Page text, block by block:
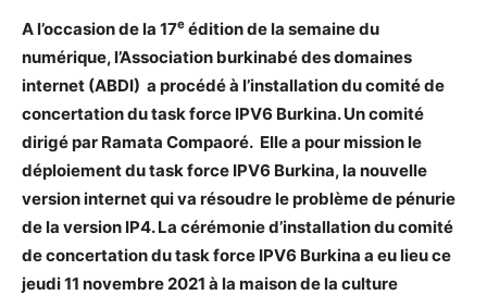
A l’occasion de la 17e édition de la semaine du
numérique, l’Association burkinabé des domaines
internet (ABDI) a procédé à l’installation du comité de
concertation du task force IPV6 Burkina. Un comité
dirigé par Ramata Compaoré. Elle a pour mission le
déploiement du task force IPV6 Burkina, la nouvelle
version internet qui va résoudre le problème de pénurie
de la version IP4. La cérémonie d’installation du comité
de concertation du task force IPV6 Burkina a eu lieu ce
jeudi 11 novembre 2021 à la maison de la culture